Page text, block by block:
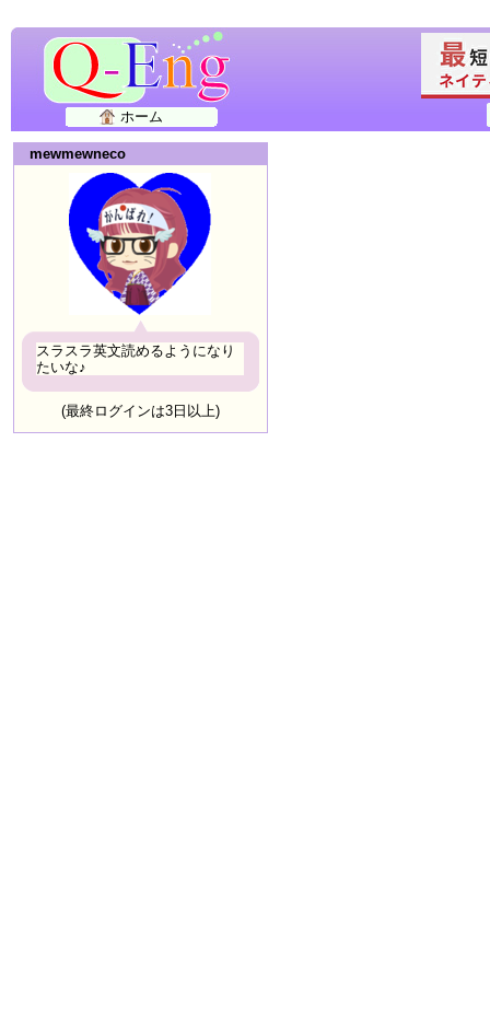
ホーム
mewmewneco
スラスラ英文読めるようになり
たいな♪
(最終ログインは3日以上)